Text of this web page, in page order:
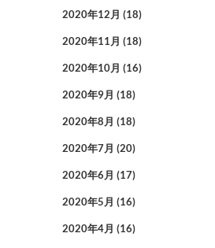
2020年12月 (18)
2020年11月 (18)
2020年10月 (16)
2020年9月 (18)
2020年8月 (18)
2020年7月 (20)
2020年6月 (17)
2020年5月 (16)
2020年4月 (16)